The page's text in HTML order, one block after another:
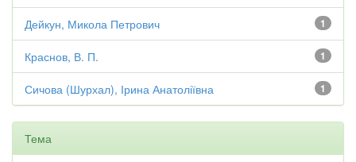
1
Дейкун, Микола Петрович
1
Краснов, В. П.
1
Сичова (Шурхал), Ірина Анатоліївна
Тема